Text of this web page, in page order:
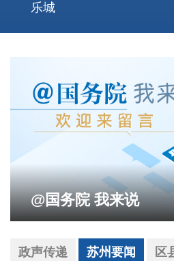
乐城
影响营商
政声传递 苏州要闻 区